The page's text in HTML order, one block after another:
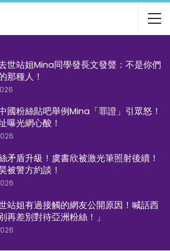
世站姐Mina同學發長文發聲：不是你們
那種人！
國粉絲貼吧舉例Mina「罪證」引眾怒！
曝光網心酸！
矛盾升級！虞書欣被激光筆照射後續！
被警方約談！
站姐有過接觸的網友公開原因！喊話西
再差別對待亞洲粉絲！」